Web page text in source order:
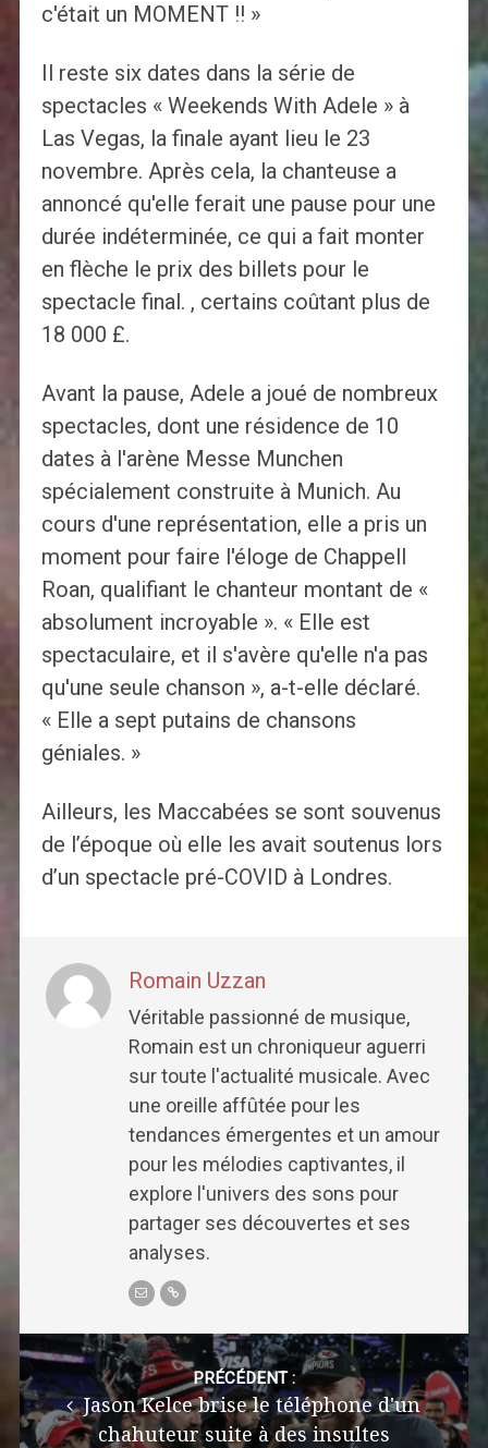
c'était un MOMENT !! »
Il reste six dates dans la série de
spectacles « Weekends With Adele » à
Las Vegas, la finale ayant lieu le 23
novembre. Après cela, la chanteuse a
annoncé qu'elle ferait une pause pour une
durée indéterminée, ce qui a fait monter
en flèche le prix des billets pour le
spectacle final. , certains coûtant plus de
18 000 £.
Avant la pause, Adele a joué de nombreux
spectacles, dont une résidence de 10
dates à l'arène Messe Munchen
spécialement construite à Munich. Au
cours d'une représentation, elle a pris un
moment pour faire l'éloge de Chappell
Roan, qualifiant le chanteur montant de «
absolument incroyable ». « Elle est
spectaculaire, et il s'avère qu'elle n'a pas
qu'une seule chanson », a-t-elle déclaré.
« Elle a sept putains de chansons
géniales. »
Ailleurs, les Maccabées se sont souvenus
de l’époque où elle les avait soutenus lors
d’un spectacle pré-COVID à Londres.
Romain Uzzan
Véritable passionné de musique,
Romain est un chroniqueur aguerri
sur toute l'actualité musicale. Avec
une oreille affûtée pour les
tendances émergentes et un amour
pour les mélodies captivantes, il
explore l'univers des sons pour
partager ses découvertes et ses
analyses.
Post
navigation
PRÉCÉDENT :
Jason Kelce brise le téléphone d'un
chahuteur suite à des insultes